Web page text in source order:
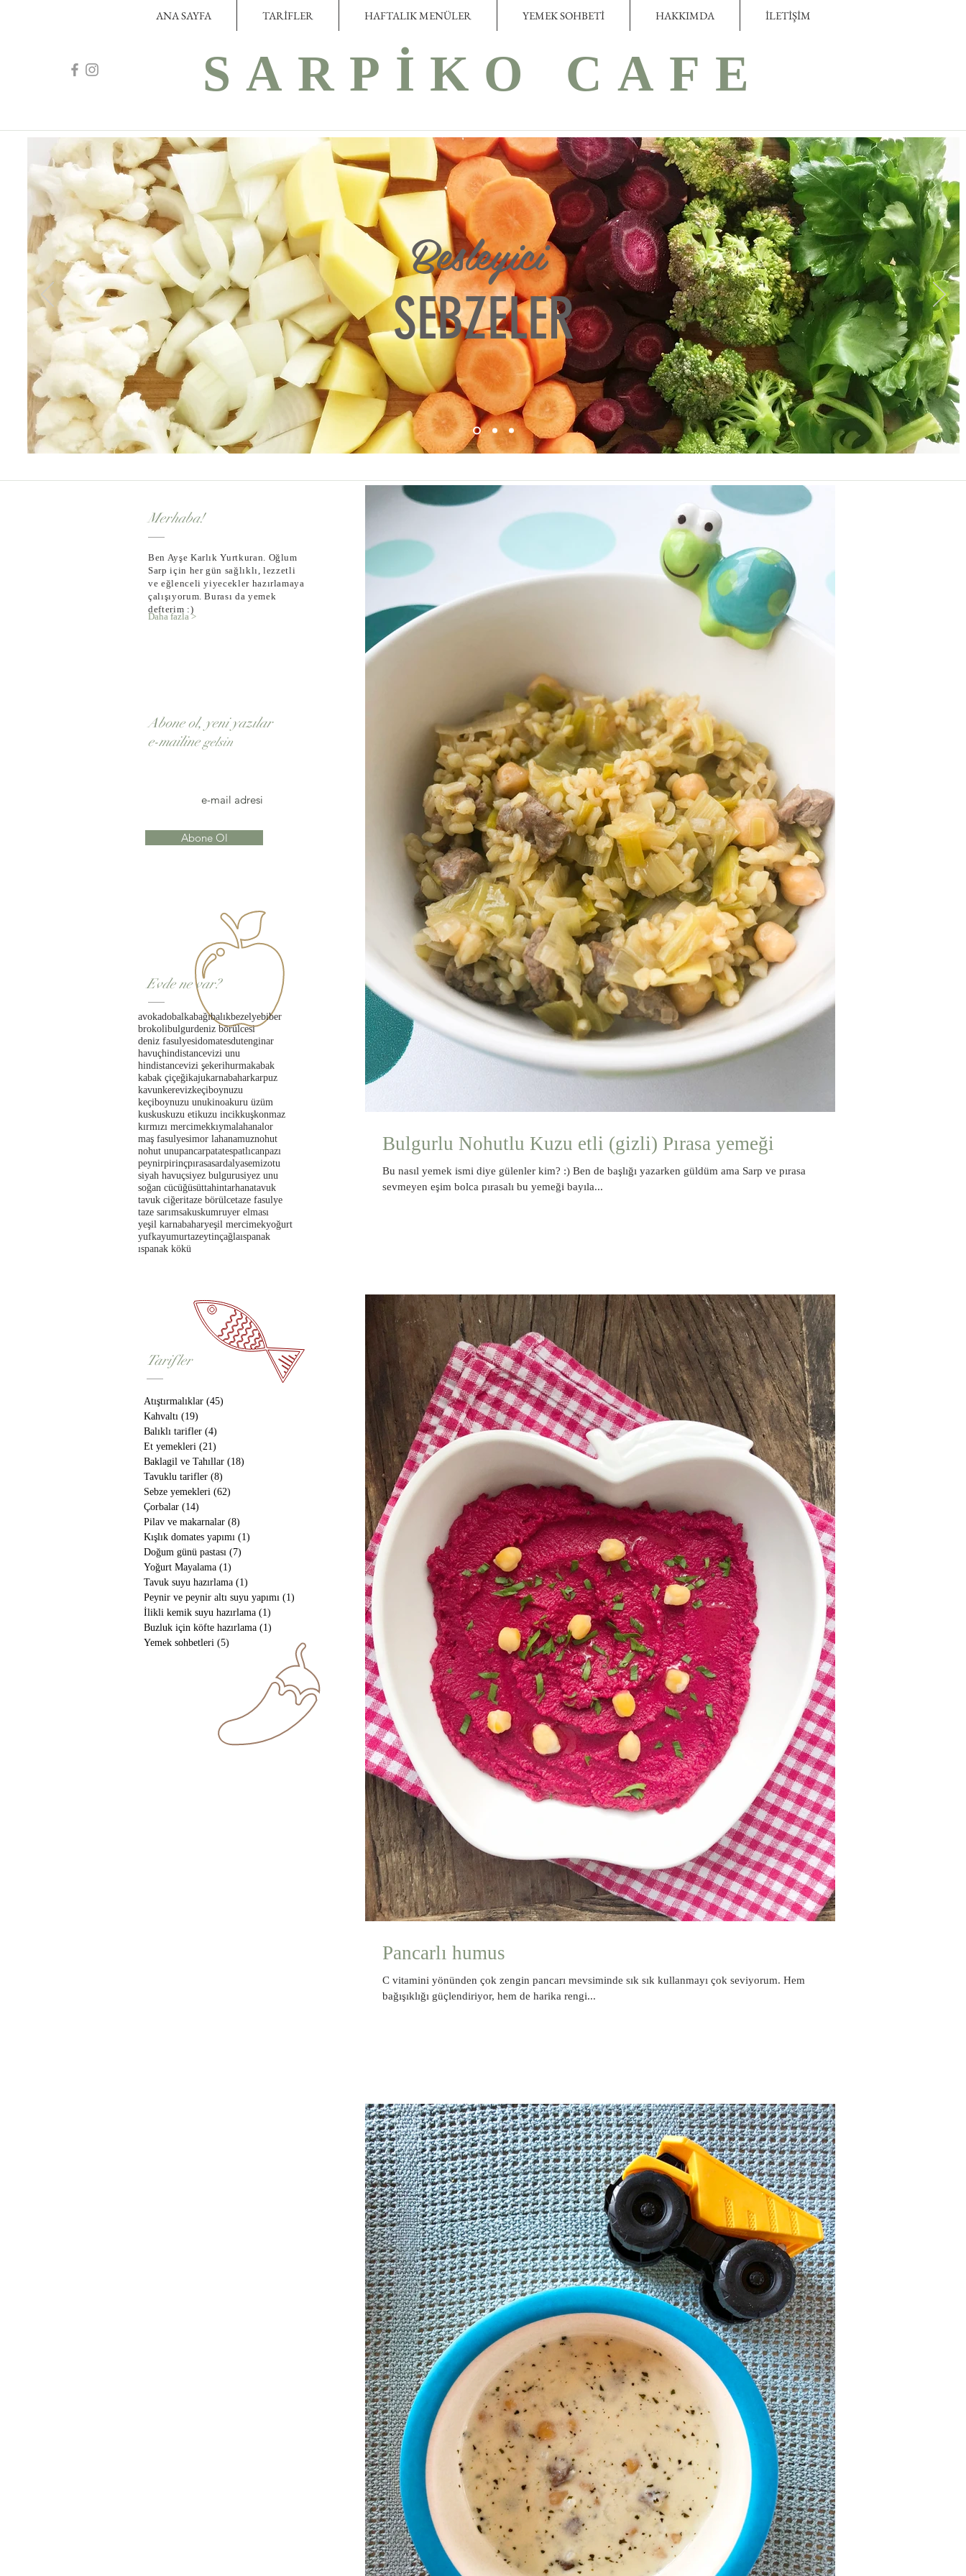
ANA SAYFA TARİFLER HAFTALIK MENÜLER YEMEK SOHBETİ HAKKIMDA İLETİŞİM
SARPİKO CAFE
Besleyici
SEBZELER
Merhaba!
Daha fazla >
Ben Ayşe Karlık Yurtkuran. Oğlum
Sarp için her gün sağlıklı, lezzetli
ve eğlenceli yiyecekler hazırlamaya
çalışıyorum. Burası da yemek
defterim :)
Abone ol, yeni yazılar
e-mailinegelsin
Abone Ol
Evde ne var?
avokadobalkabağıbalıkbezelyebiber
brokolibulgurdeniz börülcesi
deniz fasulyesidomatesdutenginar
havuçhindistancevizi unu
hindistancevizi şekerihurmakabak
kabak çiçeğikajukarnabaharkarpuz
kavunkerevizkeçiboynuzu
keçiboynuzu unukinoakuru üzüm
kuskuskuzu etikuzu incikkuşkonmaz
kırmızı mercimekkıymalahanalor
maş fasulyesimor lahanamuznohut
nohut unupancarpatatespatlıcanpazı
peynirpirinçpırasasardalyasemizotu
siyah havuçsiyez bulgurusiyez unu
soğan cücüğüsüttahintarhanatavuk
tavuk ciğeritaze börülcetaze fasulye
taze sarımsakuskumruyer elması
yeşil karnabaharyeşil mercimekyoğurt
yufkayumurtazeytinçağlaıspanak
ıspanak kökü
Tarifler
Atıştırmalıklar (45)
Kahvaltı (19)
Balıklı tarifler (4)
Et yemekleri (21)
Baklagil ve Tahıllar (18)
Tavuklu tarifler (8)
Sebze yemekleri (62)
Çorbalar (14)
Pilav ve makarnalar (8)
Kışlık domates yapımı (1)
Doğum günü pastası (7)
Yoğurt Mayalama (1)
Tavuk suyu hazırlama (1)
Peynir ve peynir altı suyu yapımı (1)
İlikli kemik suyu hazırlama (1)
Buzluk için köfte hazırlama (1)
Yemek sohbetleri (5)
Bulgurlu Nohutlu Kuzu etli (gizli) Pırasa yemeği
Bu nasıl yemek ismi diye gülenler kim? :) Ben de başlığı yazarken güldüm ama Sarp ve pırasa
sevmeyen eşim bolca pırasalı bu yemeği bayıla...
Pancarlı humus
C vitamini yönünden çok zengin pancarı mevsiminde sık sık kullanmayı çok seviyorum. Hem
bağışıklığı güçlendiriyor, hem de harika rengi...